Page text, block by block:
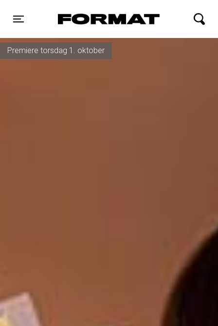
Toggle navigation
FORMAT Biograf
Premiere torsdag 1. oktober